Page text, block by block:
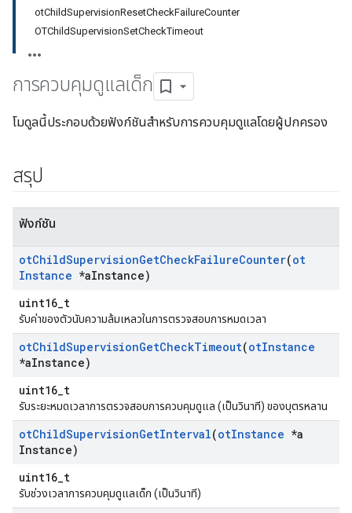
otChildSupervisionResetCheckFailureCounter
OTChildSupervisionSetCheckTimeout
การควบคุมดูแลเด็ก
โมดูลนี้ประกอบด้วยฟังก์ชันสําหรับการควบคุมดูแลโดยผู้ปกครอง
สรุป
ฟังก์ชัน
otChildSupervisionGetCheckFailureCounter(ot
Instance *aInstance)
uint16_t
รับค่าของตัวนับความล้มเหลวในการตรวจสอบการหมดเวลา
otChildSupervisionGetCheckTimeout(otInstance
*aInstance)
uint16_t
รับระยะหมดเวลาการตรวจสอบการควบคุมดูแล (เป็นวินาที) ของบุตรหลาน
otChildSupervisionGetInterval(otInstance *a
Instance)
uint16_t
รับช่วงเวลาการควบคุมดูแลเด็ก (เป็นวินาที)